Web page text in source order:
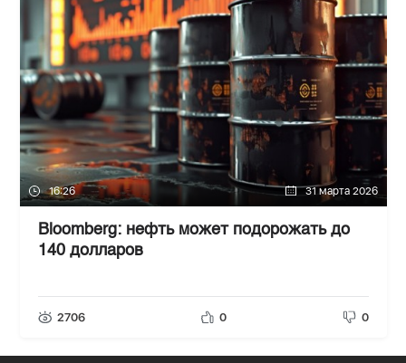
16:26 31 марта 2026
Bloomberg: нефть может подорожать до
140 долларов
2706 0 0